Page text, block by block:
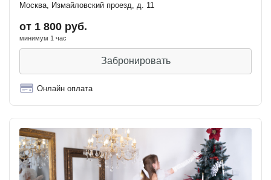
Москва, Измайловский проезд, д. 11
от 1 800 руб.
минимум 1 час
Забронировать
Онлайн оплата